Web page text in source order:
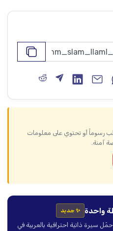
رسوماً أو تحتوي على معلومات
آمنة.
واحدة ✨ جديد
سيرة ذاتية احترافية بالعربية في